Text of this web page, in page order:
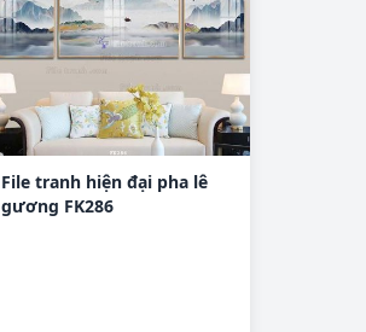
File tranh hiện đại pha lê
gương FK286